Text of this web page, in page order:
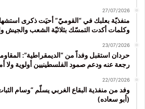
27/07/2026
منفذيّة بعلبك في “القوميّ” أحيَت ذكرى
وكلمات أكدت التمسّك بثلاثيّة الشعب والجيش
23/07/2026
حردان استقبل وفداً من “الديمقراطية”:
رجعة عنه ودعم صمود الفلسطينيين أولوية ولا
22/07/2026
وفد من منفذية البقاع الغربي يسلّم “وسام
(أبو سعاده)